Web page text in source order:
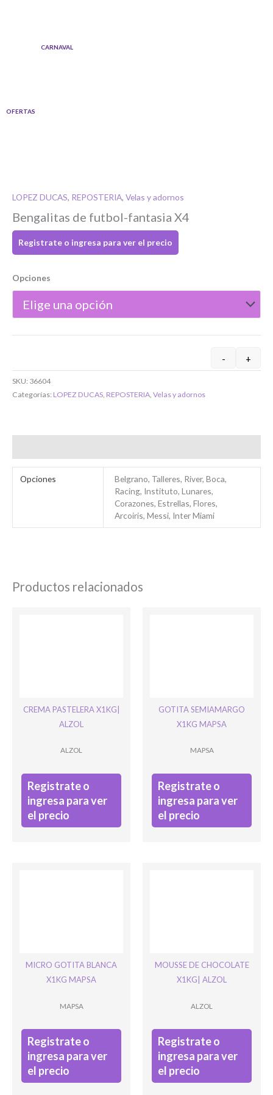
OFERTAS
CARNAVAL
LOPEZ DUCAS, REPOSTERIA, Velas y adornos
Bengalitas de futbol-fantasia X4
Registrate o ingresa para ver el precio
Opciones
- +
SKU: 36604
Categorías: LOPEZ DUCAS, REPOSTERIA, Velas y adornos
Opciones
Belgrano, Talleres, River, Boca,
Racing, Instituto, Lunares,
Corazones, Estrellas, Flores,
Arcoiris, Messi, Inter Miami
Productos relacionados
CREMA PASTELERA X1KG|
ALZOL
ALZOL
Registrate o
ingresa para ver
el precio
GOTITA SEMIAMARGO
X1KG MAPSA
MAPSA
Registrate o
ingresa para ver
el precio
MICRO GOTITA BLANCA
X1KG MAPSA
MAPSA
Registrate o
ingresa para ver
el precio
MOUSSE DE CHOCOLATE
X1KG| ALZOL
ALZOL
Registrate o
ingresa para ver
el precio
Toca para ingresar